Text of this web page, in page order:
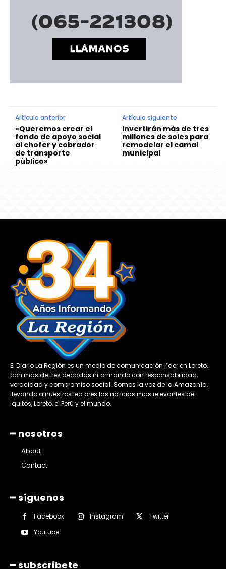
Artículo anterior
«Queremos crear el
fondo de apoyo social
al chofer y cobrador
de transporte
público»
Artículo siguiente
Invertirán más de tres
millones de soles para
remodelar el camal
municipal
El Diario La Región es un medio de comunicación líder en Loreto,
con más de tres décadas informando con responsabilidad,
veracidad y compromiso social. Somos la voz de la Amazonía,
llevando a nuestros lectores las noticias más relevantes de
Iquitos, Loreto, el Perú y el mundo.
━ nosotros
About
Contact
━ síguenos
Facebook Instagram
Twitter
Youtube
━ subscribete